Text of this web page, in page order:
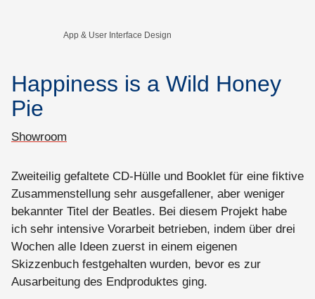
App & User Interface Design
Happiness is a Wild Honey
Pie
Showroom
Zweiteilig gefaltete CD-Hülle und Booklet für eine fiktive
Zusammenstellung sehr ausgefallener, aber weniger
bekannter Titel der Beatles. Bei diesem Projekt habe
ich sehr intensive Vorarbeit betrieben, indem über drei
Wochen alle Ideen zuerst in einem eigenen
Skizzenbuch festgehalten wurden, bevor es zur
Ausarbeitung des Endproduktes ging.